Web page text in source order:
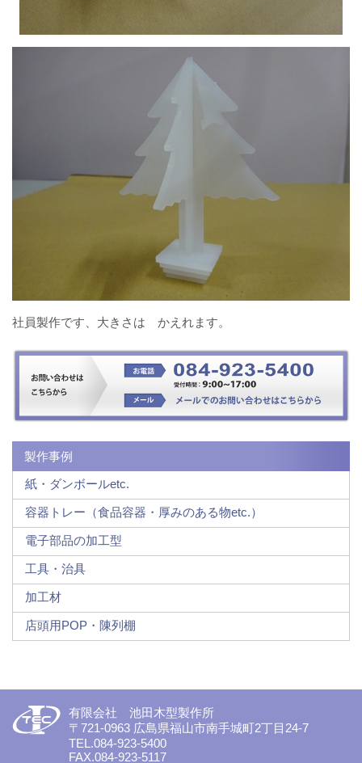
社員製作です、大きさは かえれます。
製作事例
紙・ダンボールetc.
容器トレー（食品容器・厚みのある物etc.）
電子部品の加工型
工具・治具
加工材
店頭用POP・陳列棚
有限会社 池田木型製作所
〒721-0963 広島県福山市南手城町2丁目24-7
TEL.084-923-5400
FAX.084-923-5117